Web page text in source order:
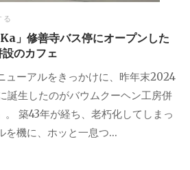
る
」修善寺バス停にオープンした
のカフェ
ューアルをきっかけに、昨年末2024
誕生したのがバウムクーヘン工房併
築43年が経ち、老朽化してしまっ
を機に、ホッと一息つ...